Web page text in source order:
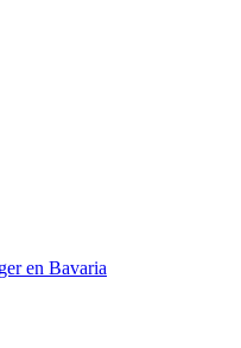
en Bavaria